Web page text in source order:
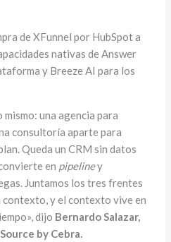
de XFunnel por HubSpot a
nativas de Answer
y Breeze AI para los
mismo: una agencia para
consultoría aparte para
Queda un CRM sin datos
en pipeliney
Juntamos los tres frentes
y el contexto vive en
dijo Bernardo Salazar,
by Cebra.